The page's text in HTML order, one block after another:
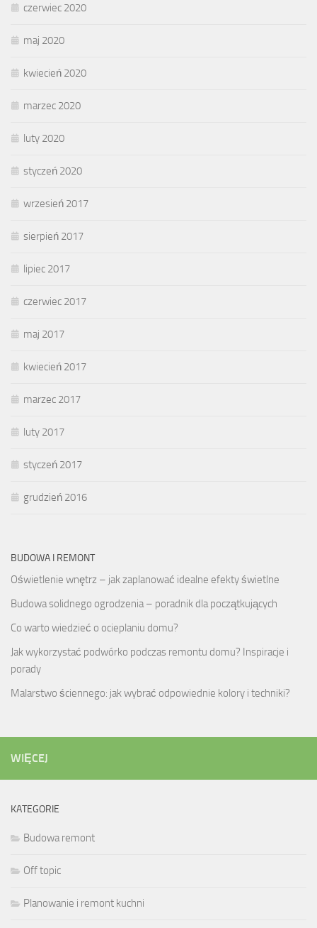
czerwiec 2020
maj 2020
kwiecień 2020
marzec 2020
luty 2020
styczeń 2020
wrzesień 2017
sierpień 2017
lipiec 2017
czerwiec 2017
maj 2017
kwiecień 2017
marzec 2017
luty 2017
styczeń 2017
grudzień 2016
BUDOWA I REMONT
Oświetlenie wnętrz – jak zaplanować idealne efekty świetlne
Budowa solidnego ogrodzenia – poradnik dla początkujących
Co warto wiedzieć o ocieplaniu domu?
Jak wykorzystać podwórko podczas remontu domu? Inspiracje i
porady
Malarstwo ściennego: jak wybrać odpowiednie kolory i techniki?
WIĘCEJ
KATEGORIE
Budowa remont
Off topic
Planowanie i remont kuchni